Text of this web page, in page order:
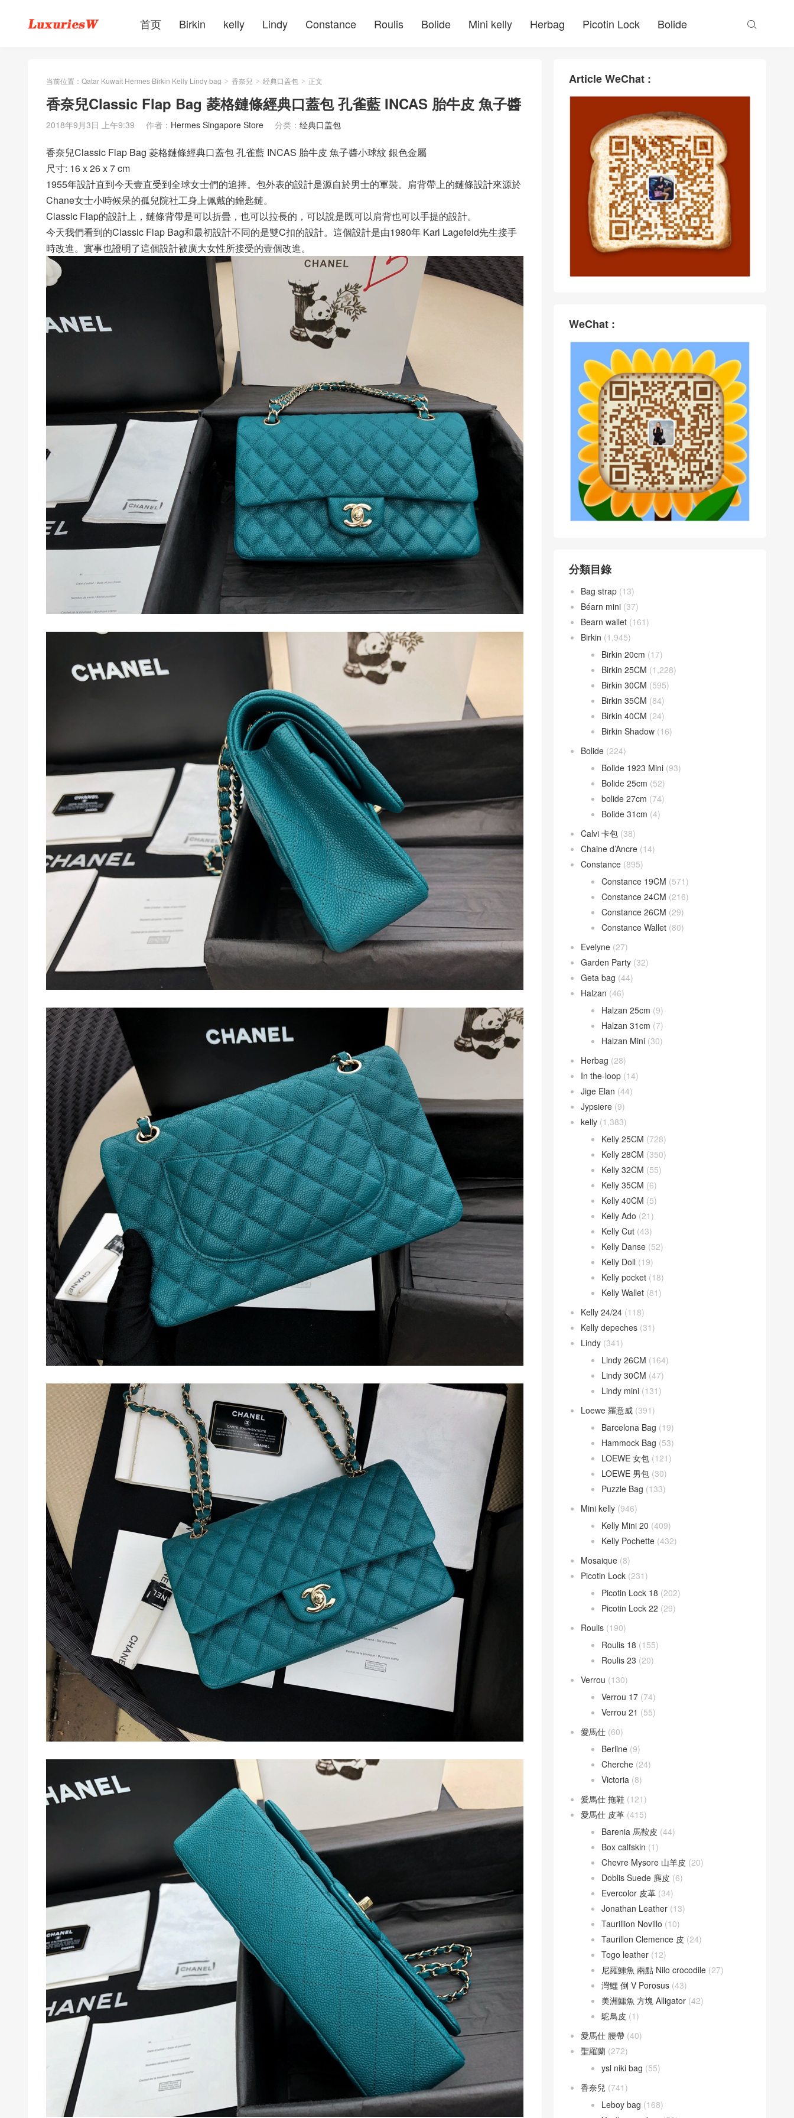
首页 Birkin kelly Lindy Constance Roulis Bolide Mini kelly Herbag Picotin Lock Bolide 
当前位置： Qatar Kuwait Hermes Birkin Kelly Lindy bag > 香奈兒 > 经典口盖包 > 正文
香奈兒Classic Flap Bag 菱格鏈條經典口蓋包 孔雀藍 INCAS 胎牛皮 魚子醬
2018年9月3日 上午9:39 作者： Hermes Singapore Store 分类： 经典口盖包
香奈兒Classic Flap Bag 菱格鏈條經典口蓋包 孔雀藍 INCAS 胎牛皮 魚子醬小球紋 銀色金屬
尺寸: 16 x 26 x 7 cm
1955年設計直到今天壹直受到全球女士們的追捧。包外表的設計是源自於男士的軍裝。肩背帶上的鏈條設計來源於
Chane女士小時候呆的孤兒院社工身上佩戴的鑰匙鏈。
Classic Flap的設計上，鏈條背帶是可以折疊，也可以拉長的，可以說是既可以肩背也可以手提的設計。
今天我們看到的Classic Flap Bag和最初設計不同的是雙C扣的設計。這個設計是由1980年 Karl Lagefeld先生接手
時改進。實事也證明了這個設計被廣大女性所接受的壹個改進。
Article WeChat :
WeChat :
分類目錄
Bag strap (13)
Béarn mini (37)
Bearn wallet (161)
Birkin (1,945)
Birkin 20cm (17)
Birkin 25CM (1,228)
Birkin 30CM (595)
Birkin 35CM (84)
Birkin 40CM (24)
Birkin Shadow (16)
Bolide (224)
Bolide 1923 Mini (93)
Bolide 25cm (52)
bolide 27cm (74)
Bolide 31cm (4)
Calvi 卡包 (38)
Chaine d’Ancre (14)
Constance (895)
Constance 19CM (571)
Constance 24CM (216)
Constance 26CM (29)
Constance Wallet (80)
Evelyne (27)
Garden Party (32)
Geta bag (44)
Halzan (46)
Halzan 25cm (9)
Halzan 31cm (7)
Halzan Mini (30)
Herbag (28)
In the-loop (14)
Jige Elan (44)
Jypsiere (9)
kelly (1,383)
Kelly 25CM (728)
Kelly 28CM (350)
Kelly 32CM (55)
Kelly 35CM (6)
Kelly 40CM (5)
Kelly Ado (21)
Kelly Cut (43)
Kelly Danse (52)
Kelly Doll (19)
Kelly pocket (18)
Kelly Wallet (81)
Kelly 24/24 (118)
Kelly depeches (31)
Lindy (341)
Lindy 26CM (164)
Lindy 30CM (47)
Lindy mini (131)
Loewe 羅意威 (391)
Barcelona Bag (19)
Hammock Bag (53)
LOEWE 女包 (121)
LOEWE 男包 (30)
Puzzle Bag (133)
Mini kelly (946)
Kelly Mini 20 (409)
Kelly Pochette (432)
Mosaique (8)
Picotin Lock (231)
Picotin Lock 18 (202)
Picotin Lock 22 (29)
Roulis (190)
Roulis 18 (155)
Roulis 23 (20)
Verrou (130)
Verrou 17 (74)
Verrou 21 (55)
愛馬仕 (60)
Berline (9)
Cherche (24)
Victoria (8)
愛馬仕 拖鞋 (121)
愛馬仕 皮革 (415)
Barenia 馬鞍皮 (44)
Box calfskin (1)
Chevre Mysore 山羊皮 (20)
Doblis Suede 麂皮 (6)
Evercolor 皮革 (34)
Jonathan Leather (13)
Taurillion Novillo (10)
Taurillon Clemence 皮 (24)
Togo leather (12)
尼羅鱷魚 兩點 Nilo crocodile (27)
灣鱷 倒 V Porosus (43)
美洲鱷魚 方塊 Alligator (42)
鴕鳥皮 (1)
愛馬仕 腰帶 (40)
聖羅蘭 (272)
ysl niki bag (55)
香奈兒 (741)
Leboy bag (168)